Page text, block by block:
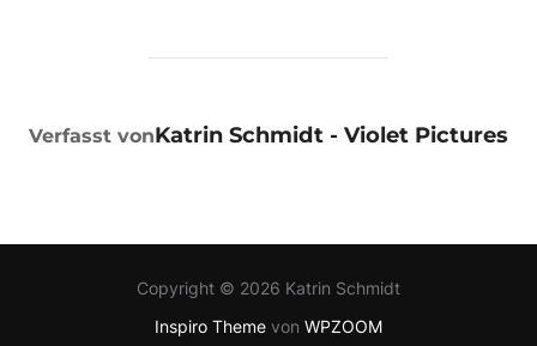
BEITRAGSAUTOR
Verfasst vonKatrin Schmidt - Violet Pictures
Copyright © 2026 Katrin Schmidt
Inspiro Theme von WPZOOM